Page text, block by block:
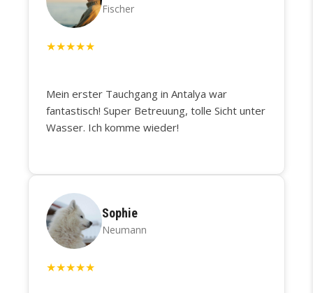
Fischer
★★★★★
Mein erster Tauchgang in Antalya war
fantastisch! Super Betreuung, tolle Sicht unter
Wasser. Ich komme wieder!
Sophie
Neumann
★★★★★